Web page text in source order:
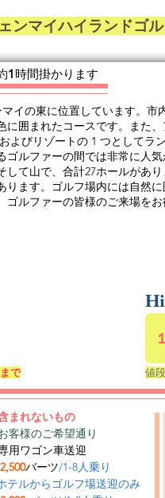
ンマイハイランドゴ
1時間掛かります
イの東に位置しています。市
に囲まれたコースです。また
よびリゾートの 1 つとしてラ
ゴルファーの間では非常に人気
して山で、合計27ホールがあ
ます。 ゴルフ場内には自然
ゴルファーの皆様のご来場を
で 値
まれないもの
客様のご希望通り
用ワゴン車送迎
2,500バーツ/1-8人乗り
テルからゴルフ場送迎のみ